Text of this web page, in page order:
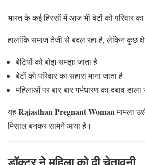
भारत के कई हिस्सों में आज भी बेटों को परिवार का
हालांकि समाज तेजी से बदल रहा है, लेकिन कुछ
बेटियों को बोझ समझा जाता है
बेटों को परिवार का सहारा माना जाता है
महिलाओं पर बार-बार गर्भधारण का दबाव डाला
यहRajasthan Pregnant Womanमामला
मिसाल बनकर सामने आया है।